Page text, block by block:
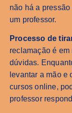
não há a
um professor.
Processo de
reclamação é
dúvidas.
levantar a mão e
cursos online,
professor